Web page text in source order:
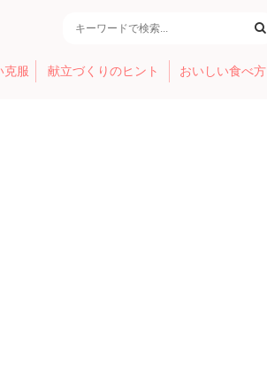
克服 献立づくりのヒント おいしい食べ方